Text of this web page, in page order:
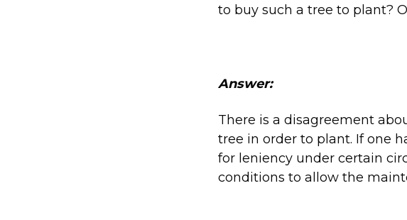
to buy such a tree to plant?
Answer:
There is a disagreement
tree in order to plant. If one
for leniency under certain
conditions to allow the